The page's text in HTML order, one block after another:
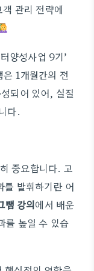
관리 전략에
양성사업 9기’
1개월간의 전
되어 있어, 실질
다.
중요합니다. 고
를 발휘하기란 어
램 강의에서 배운
를 높일 수 있습